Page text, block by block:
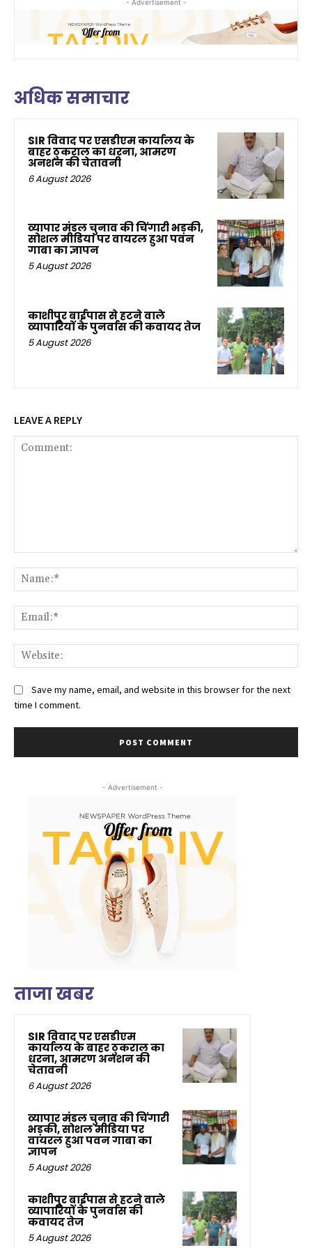
- Advertisement -
अधिक समाचार
SIR विवाद पर एसडीएम कार्यालय के
बाहर ठुकराल का धरना, आमरण
अनशन की चेतावनी
6 August 2026
व्यापार मंडल चुनाव की चिंगारी भड़की,
सोशल मीडिया पर वायरल हुआ पवन
गाबा का ज्ञापन
5 August 2026
काशीपुर बाईपास से हटने वाले
व्यापारियों के पुनर्वास की कवायद तेज
5 August 2026
LEAVE A REPLY
Save my name, email, and website in this browser for the next
time I comment.
- Advertisement -
ताजा खबर
SIR विवाद पर एसडीएम
कार्यालय के बाहर ठुकराल का
धरना, आमरण अनशन की
चेतावनी
6 August 2026
व्यापार मंडल चुनाव की चिंगारी
भड़की, सोशल मीडिया पर
वायरल हुआ पवन गाबा का
ज्ञापन
5 August 2026
काशीपुर बाईपास से हटने वाले
व्यापारियों के पुनर्वास की
कवायद तेज
5 August 2026